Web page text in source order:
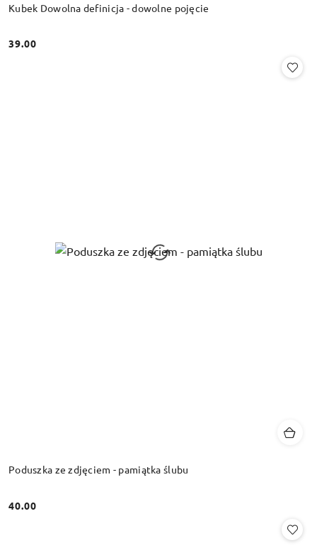
Kubek Dowolna definicja - dowolne pojęcie
Cena:
39.00
Poduszka ze zdjęciem - pamiątka ślubu
Cena:
40.00